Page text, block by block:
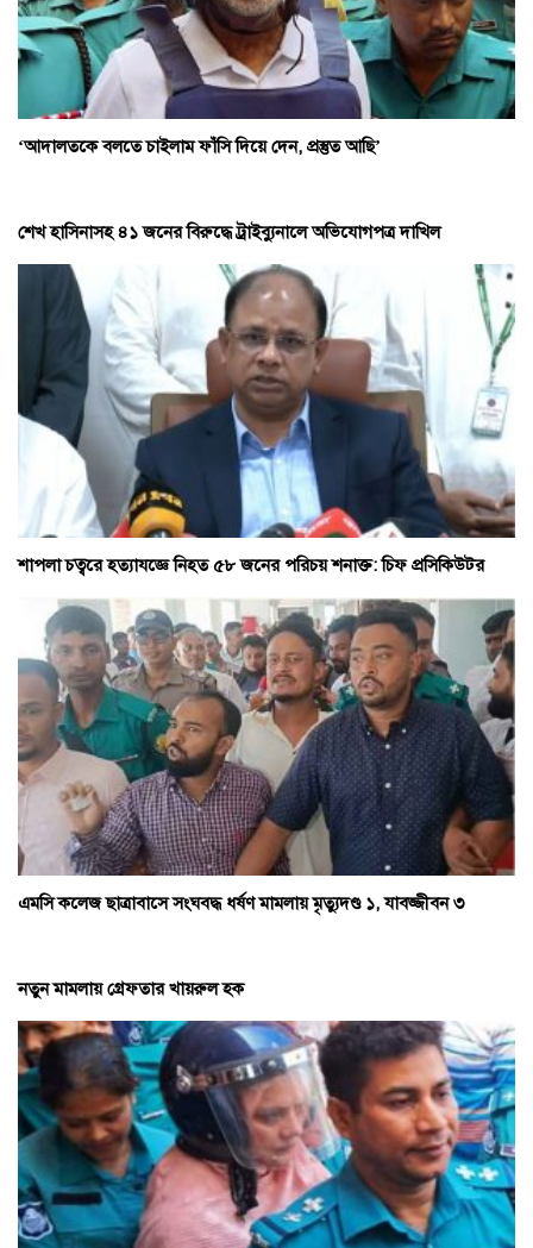
‘আদালতকে বলতে চাইলাম ফাঁসি দিয়ে দেন, প্রস্তুত আছি’
শেখ হাসিনাসহ ৪১ জনের বিরুদ্ধে ট্রাইব্যুনালে অভিযোগপত্র দাখিল
শাপলা চত্বরে হত্যাযজ্ঞে নিহত ৫৮ জনের পরিচয় শনাক্ত: চিফ প্রসিকিউটর
এমসি কলেজ ছাত্রাবাসে সংঘবদ্ধ ধর্ষণ মামলায় মৃত্যুদণ্ড ১, যাবজ্জীবন ৩
নতুন মামলায় গ্রেফতার খায়রুল হক